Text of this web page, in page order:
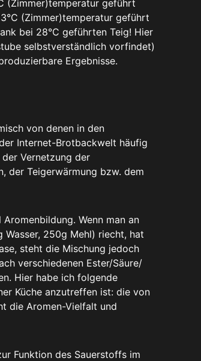
(Zimmer)temperatur geführt
(Zimmer)temperatur geführt
bei 28°C geführten Teig! Hier
selbstverständlich vorfindet)
Ergebnisse.
von denen in den
Internet-Brotbackwelt häufig
Vernetzung der
der Teigerwärmung bzw. dem
Wenn man an
250g Mehl) riecht, hat
steht die Mischung jedoch
verschiedenen Ester/Säure/
Hier habe ich folgende
Küche anzutreffen ist: die von
die Aromen-Vielfalt und
Funktion des Sauerstoffs im